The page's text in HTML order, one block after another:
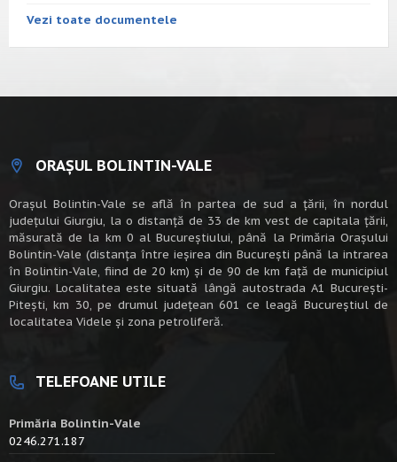
Vezi toate documentele
ORAȘUL BOLINTIN-VALE
Oraşul Bolintin-Vale se află în partea de sud a ţării, în nordul
judeţului Giurgiu, la o distanţă de 33 de km vest de capitala țării,
măsurată de la km 0 al Bucureștiului, până la Primăria Orașului
Bolintin-Vale (distanța între ieșirea din București până la intrarea
în Bolintin-Vale, fiind de 20 km) şi de 90 de km faţă de municipiul
Giurgiu. Localitatea este situată lângă autostrada A1 Bucureşti-
Piteşti, km 30, pe drumul judeţean 601 ce leagă Bucureştiul de
localitatea Videle şi zona petroliferă.
TELEFOANE UTILE
Primăria Bolintin-Vale
0246.271.187